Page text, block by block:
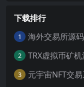
下载排行
1
2
3